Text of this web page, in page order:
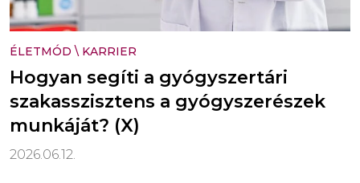
ÉLETMÓD \ KARRIER
Hogyan segíti a gyógyszertári
szakasszisztens a gyógyszerészek
munkáját? (X)
2026.06.12.